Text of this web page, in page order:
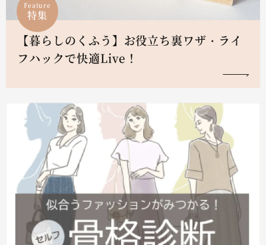
Feature
特集
【暮らしのくふう】お役立ち裏ワザ・ライ
フハックで快適Live！